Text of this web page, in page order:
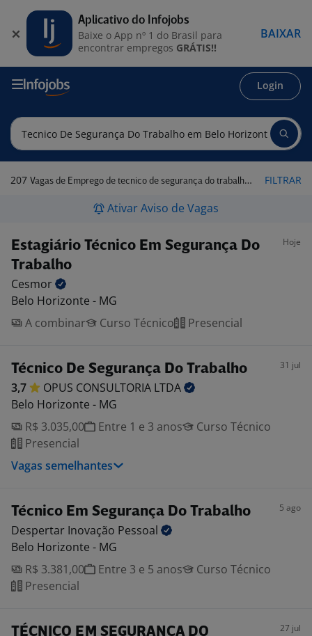
Login
207 Vagas de Emprego de tecnico de segurança do trabalho em Belo Horizonte - MG FILTRAR
Ativar Aviso de Vagas
Estagiário Técnico Em Segurança Do
Trabalho
Hoje
Cesmor
Belo Horizonte - MG
A combinar
Curso Técnico Presencial
Técnico De Segurança Do Trabalho 31 jul
3,7 OPUS CONSULTORIA LTDA
Belo Horizonte - MG
R$ 3.035,00
Entre 1 e 3 anos
Curso Técnico
Presencial
Vagas semelhantes
Técnico Em Segurança Do Trabalho 5 ago
Despertar Inovação Pessoal
Belo Horizonte - MG
R$ 3.381,00
Entre 3 e 5 anos
Curso Técnico
Presencial
TÉCNICO EM SEGURANÇA DO
27 jul
Aplicativo do Infojobs
Baixe o App nº 1 do Brasil para
encontrar empregos GRÁTIS!!
BAIXAR